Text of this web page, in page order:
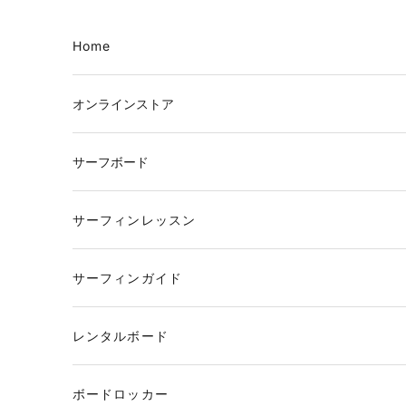
Home
オンラインストア
サーフボード
サーフィンレッスン
サーフィンガイド
レンタルボード
ボードロッカー